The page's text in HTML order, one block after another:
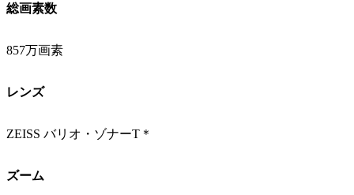
総画素数
857万画素
レンズ
ZEISS バリオ・ゾナーT＊
ズーム